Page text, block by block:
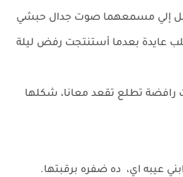
وصل إلي مسمعهما صوت جدال حبشي
عايدة بعدما أستنتجت رفض ليلة
رافضة تطلع تقعد معانا، شكلها
عيبه اي، ده ضفره برقبتها.